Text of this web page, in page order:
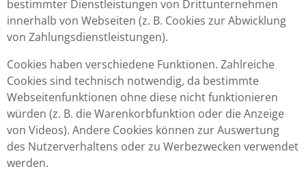
bestimmter Dienstleistungen von Drittunternehmen
innerhalb von Webseiten (z. B. Cookies zur Abwicklung
von Zahlungsdienstleistungen).
Cookies haben verschiedene Funktionen. Zahlreiche
Cookies sind technisch notwendig, da bestimmte
Webseitenfunktionen ohne diese nicht funktionieren
würden (z. B. die Warenkorbfunktion oder die Anzeige
von Videos). Andere Cookies können zur Auswertung
des Nutzerverhaltens oder zu Werbezwecken verwendet
werden.